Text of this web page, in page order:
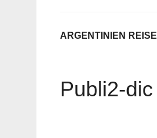
ARGENTINIEN REISE
Publi2-dic